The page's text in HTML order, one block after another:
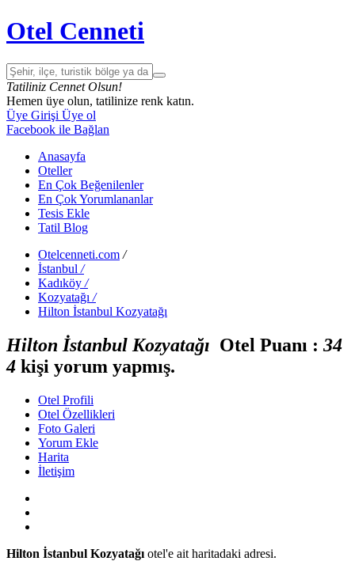
Otel Cenneti
Tatiliniz Cennet Olsun!
Hemen üye olun, tatilinize renk katın.
Üye Girişi Üye ol
Facebook ile Bağlan
Anasayfa
Oteller
En Çok Beğenilenler
En Çok Yorumlananlar
Tesis Ekle
Tatil Blog
Otelcenneti.com /
İstanbul /
Kadıköy /
Kozyatağı /
Hilton İstanbul Kozyatağı
Hilton İstanbul Kozyatağı Otel Puanı : 34
4 kişi yorum yapmış.
Otel Profili
Otel Özellikleri
Foto Galeri
Yorum Ekle
Harita
İletişim
Hilton İstanbul Kozyatağı otel'e ait haritadaki adresi.